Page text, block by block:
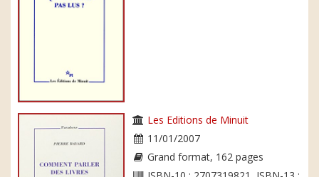
Les Editions de Minuit
11/01/2007
Grand format, 162 pages